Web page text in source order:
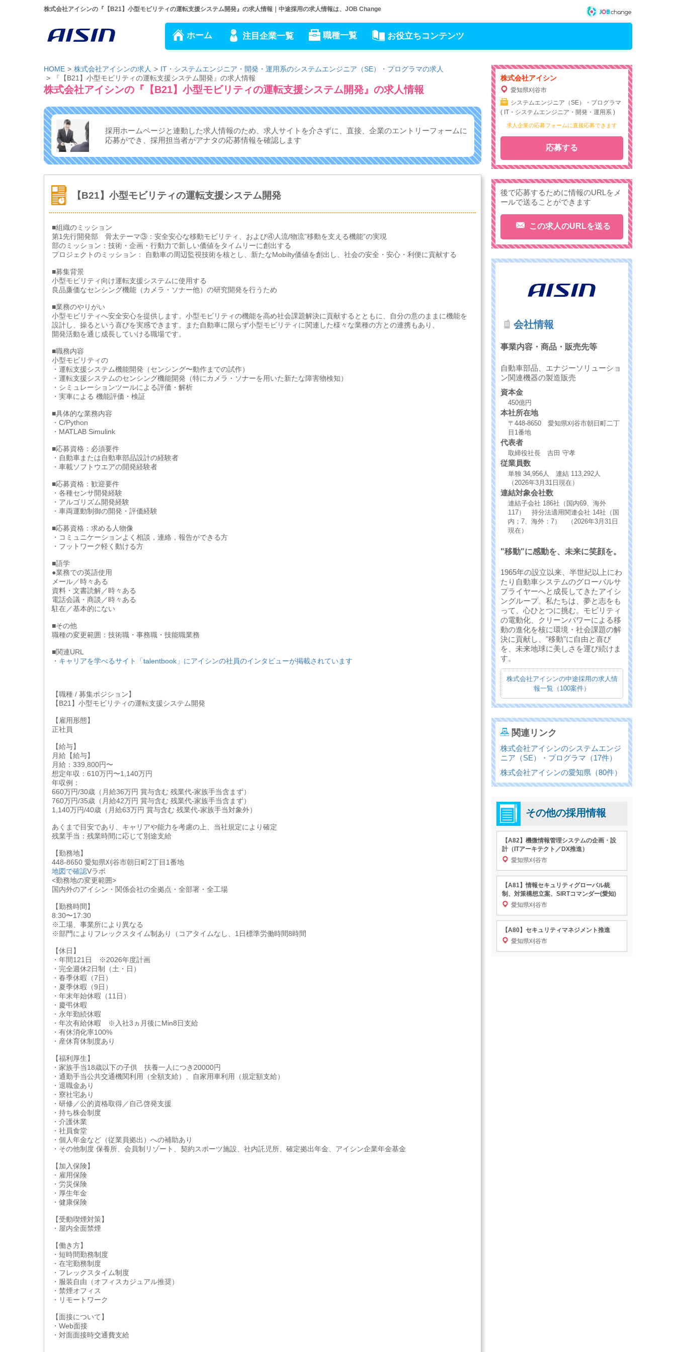
株式会社アイシンの『【B21】小型モビリティの運転支援システム開発』の求人情報｜中途採用の求人情報は、JOB Change
ホーム 注目企業一覧 職種一覧 お役立ちコンテンツ
HOME 株式会社アイシンの求人
IT・システムエンジニア・開発・運用系のシステムエンジニア（SE）・プログラマの求人
『【B21】小型モビリティの運転支援システム開発』の求人情報
株式会社アイシンの『【B21】小型モビリティの運転支援システム開発』の求人情報
採用ホームページと連動した求人情報のため、求人サイトを介さずに、 直接、企業のエントリーフォームに
応募ができ、 採用担当者がアナタの応募情報を確認します
【B21】小型モビリティの運転支援システム開発
■組織のミッション
第1先行開発部 骨太テーマ③：安全安心な移動モビリティ、および④人流/物流”移動を支える機能”の実現
部のミッション：技術・企画・行動力で新しい価値をタイムリーに創出する
プロジェクトのミッション： 自動車の周辺監視技術を核とし、新たなMobilty価値を創出し、社会の安全・安心・利便に貢献する
■募集背景
小型モビリティ向け運転支援システムに使用する
良品廉価なセンシング機能（カメラ・ソナー他）の研究開発を行うため
■業務のやりがい
小型モビリティへ安全安心を提供します。小型モビリティの機能を高め社会課題解決に貢献するとともに、自分の意のままに機能を
設計し、操るという喜びを実感できます。また自動車に限らず小型モビリティに関連した様々な業種の方との連携もあり、
開発活動を通じ成長していける職場です。
■職務内容
小型モビリティの
・運転支援システム機能開発（センシング〜動作までの試作）
・運転支援システムのセンシング機能開発（特にカメラ・ソナーを用いた新たな障害物検知）
・シミュレーションツールによる評価・解析
・実車による 機能評価・検証
■具体的な業務内容
・C/Python
・MATLAB Simulink
■応募資格：必須要件
・自動車または自動車部品設計の経験者
・車載ソフトウエアの開発経験者
■応募資格：歓迎要件
・各種センサ開発経験
・アルゴリズム開発経験
・車両運動制御の開発・評価経験
■応募資格：求める人物像
・コミュニケーションよく相談，連絡，報告ができる方
・フットワーク軽く動ける方
■語学
●業務での英語使用
メール／時々ある
資料・文書読解／時々ある
電話会議・商談／時々ある
駐在／基本的にない
■その他
職種の変更範囲：技術職・事務職・技能職業務
■関連URL
・ キャリアを学べるサイト「talentbook」にアイシンの社員のインタビューが掲載されています
【職種 / 募集ポジション】
【B21】小型モビリティの運転支援システム開発
【雇用形態】
正社員
【給与】
月給【給与】
月給：339,800円〜
想定年収：610万円〜1,140万円
年収例：
660万円/30歳（月給36万円 賞与含む 残業代-家族手当含まず）
760万円/35歳（月給42万円 賞与含む 残業代-家族手当含まず）
1,140万円/40歳（月給63万円 賞与含む 残業代-家族手当対象外）
あくまで目安であり、キャリアや能力を考慮の上、当社規定により確定
残業手当：残業時間に応じて別途支給
【勤務地】
448-8650 愛知県刈谷市朝日町2丁目1番地
地図で確認Vラボ
<勤務地の変更範囲>
国内外のアイシン・関係会社の全拠点・全部署・全工場
【勤務時間】
8:30〜17:30
※工場、事業所により異なる
※部門によりフレックスタイム制あり（コアタイムなし、1日標準労働時間8時間
【休日】
・年間121日 ※2026年度計画
・完全週休2日制（土・日）
・春季休暇（7日）
・夏季休暇（9日）
・年末年始休暇（11日）
・慶弔休暇
・永年勤続休暇
・年次有給休暇 ※入社3ヵ月後にMin8日支給
・有休消化率100%
・産休育休制度あり
【福利厚生】
・家族手当18歳以下の子供 扶養一人につき20000円
・通勤手当公共交通機関利用（全額支給）、自家用車利用（規定額支給）
・退職金あり
・寮社宅あり
・研修／公的資格取得／自己啓発支援
・持ち株会制度
・介護休業
・社員食堂
・個人年金など（従業員拠出）への補助あり
・その他制度 保養所、会員制リゾート、契約スポーツ施設、社内託児所、確定拠出年金、アイシン企業年金基金
【加入保険】
・雇用保険
・労災保険
・厚生年金
・健康保険
【受動喫煙対策】
・屋内全面禁煙
【働き方】
・短時間勤務制度
・在宅勤務制度
・フレックスタイム制度
・服装自由（オフィスカジュアル推奨）
・禁煙オフィス
・リモートワーク
【面接について】
・Web面接
・対面面接時交通費支給
株式会社アイシン
愛知県刈谷市
システムエンジニア（SE）・プログラマ
( IT・システムエンジニア・開発・運用系 )
求人企業の応募フォームに直接応募できます
応募する
後で応募するために情報のURLをメ
ールで送ることができます
この求人のURLを送る
会社情報
事業内容・商品・販売先等
自動車部品、エナジーソリューショ
ン関連機器の製造販売
資本金
450億円
本社所在地
〒448-8650 愛知県刈谷市朝日町二丁
目1番地
代表者
取締役社長 吉田 守孝
従業員数
単独 34,956人 連結 113,292人
（2026年3月31日現在）
連結対象会社数
連結子会社 186社（国内69、海外
117） 持分法適用関連会社 14社（国
内；7、海外：7） （2026年3月31日
現在）
"移動"に感動を、未来に笑顔を。
1965年の設立以来、半世紀以上にわ
たり自動車システムのグローバルサ
プライヤーへと成長してきたアイシ
ングループ。私たちは、夢と志をも
って、心ひとつに挑む。モビリティ
の電動化、クリーンパワーによる移
動の進化を核に環境・社会課題の解
決に貢献し、"移動"に自由と喜び
を、未来地球に美しさを運び続けま
す。
株式会社アイシンの中途採用の求人情
報一覧（100案件）
関連リンク
株式会社アイシンのシステムエンジ
ニア（SE）・プログラマ（17件）
株式会社アイシンの愛知県（80件）
その他の採用情報
【A82】機微情報管理システムの企画・設
計（ITアーキテクト／DX推進）
愛知県刈谷市
【A81】情報セキュリティグローバル統
制、対策構想立案、SIRTコマンダー(愛知)
愛知県刈谷市
【A80】セキュリティマネジメント推進
愛知県刈谷市